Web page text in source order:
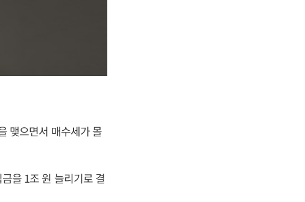
맺으면서 매수세가 몰
을 1조 원 늘리기로 결